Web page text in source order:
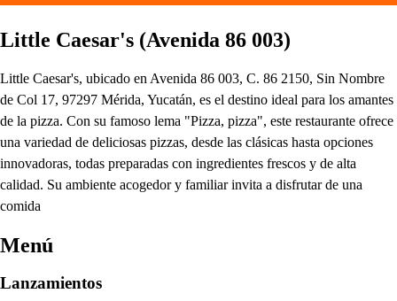
Little Caesar's (Avenida 86 003)
Little Caesar's, ubicado en Avenida 86 003, C. 86 2150, Sin Nombre
de Col 17, 97297 Mérida, Yucatán, es el destino ideal para los amantes
de la pizza. Con su famoso lema "Pizza, pizza", este restaurante ofrece
una variedad de deliciosas pizzas, desde las clásicas hasta opciones
innovadoras, todas preparadas con ingredientes frescos y de alta
calidad. Su ambiente acogedor y familiar invita a disfrutar de una
comida
Menú
Lanzamientos